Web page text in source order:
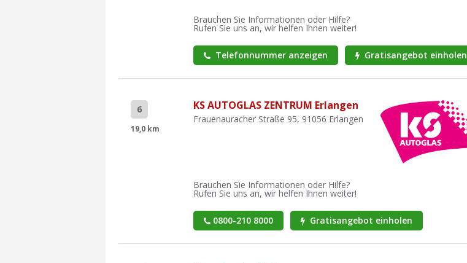
Brauchen Sie Informationen oder Hilfe?
Rufen Sie uns an, wir helfen Ihnen weiter!
Telefonnummer anzeigen Gratisangebot einholen
6
19,0 km
KS AUTOGLAS ZENTRUM Erlangen
Frauenauracher Straße 95, 91056 Erlangen
Brauchen Sie Informationen oder Hilfe?
Rufen Sie uns an, wir helfen Ihnen weiter!
0800-210 8000 Gratisangebot einholen